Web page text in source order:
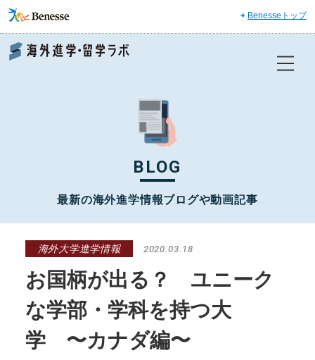
Benesseトップ
BLOG
最新の海外進学情報ブログや動画記事
海外大学進学情報 2020.03.18
お国柄が出る？ ユニーク
な学部・学科を持つ大
学 〜カナダ編〜